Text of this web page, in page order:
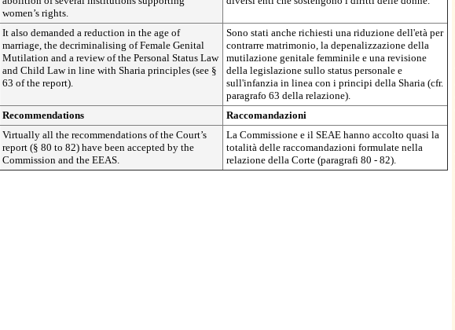
women’s rights.
It also demanded a reduction in the age of
marriage, the decriminalising of Female Genital
Mutilation and a review of the Personal Status Law
and Child Law in line with Sharia principles (see §
63 of the report).
Sono stati anche richiesti una riduzione dell'età per
contrarre matrimonio, la depenalizzazione della
mutilazione genitale femminile e una revisione
della legislazione sullo status personale e
sull'infanzia in linea con i principi della Sharia (cfr.
paragrafo 63 della relazione).
Recommendations
Raccomandazioni
Virtually all the recommendations of the Court’s
report (§ 80 to 82) have been accepted by the
Commission and the EEAS.
La Commissione e il SEAE hanno accolto quasi la
totalità delle raccomandazioni formulate nella
relazione della Corte (paragrafi 80 - 82).